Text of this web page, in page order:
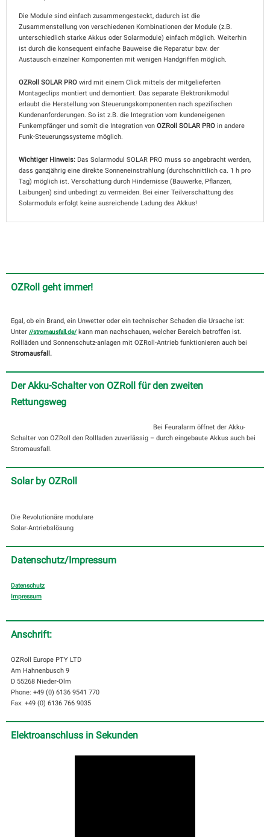
Die Module sind einfach zusammengesteckt, dadurch ist die
Zusammenstellung von verschiedenen Kombinationen der Module (z.B.
unterschiedlich starke Akkus oder Solarmodule) einfach möglich. Weiterhin
ist durch die konsequent einfache Bauweise die Reparatur bzw. der
Austausch einzelner Komponenten mit wenigen Handgriffen möglich.
OZRoll SOLAR PRO wird mit einem Click mittels der mitgelieferten
Montageclips montiert und demontiert. Das separate Elektronikmodul
erlaubt die Herstellung von Steuerungskomponenten nach spezifischen
Kundenanforderungen. So ist z.B. die Integration vom kundeneigenen
Funkempfänger und somit die Integration von OZRoll SOLAR PRO in andere
Funk-Steuerungssysteme möglich.
Wichtiger Hinweis: Das Solarmodul SOLAR PRO muss so angebracht werden,
dass ganzjährig eine direkte Sonneneinstrahlung (durchschnittlich ca. 1 h pro
Tag) möglich ist. Verschattung durch Hindernisse (Bauwerke, Pflanzen,
Laibungen) sind unbedingt zu vermeiden. Bei einer Teilverschattung des
Solarmoduls erfolgt keine ausreichende Ladung des Akkus!
OZRoll geht immer!
Egal, ob ein Brand, ein Unwetter oder ein technischer Schaden die Ursache ist:
Unter //stromausfall.de/kann man nachschauen, welcher Bereich betroffen ist.
Rollläden und Sonnenschutz-anlagen mit OZRoll-Antrieb funktionieren auch bei
Stromausfall.
Der Akku-Schalter von OZRoll für den zweiten
Rettungsweg
Bei Feuralarm öffnet der Akku-
Schalter von OZRoll den Rollladen zuverlässig – durch eingebaute Akkus auch bei
Stromausfall.
Solar by OZRoll
Die Revolutionäre modulare
Solar-Antriebslösung
Datenschutz/Impressum
Datenschutz
Impressum
Anschrift:
OZRoll Europe PTY LTD
Am Hahnenbusch 9
D 55268 Nieder-Olm
Phone: +49 (0) 6136 9541 770
Fax: +49 (0) 6136 766 9035
Elektroanschluss in Sekunden